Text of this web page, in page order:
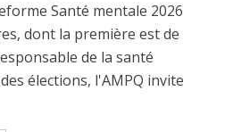
Santé mentale 2026
dont la première est de
de la santé
élections, l'AMPQ invite